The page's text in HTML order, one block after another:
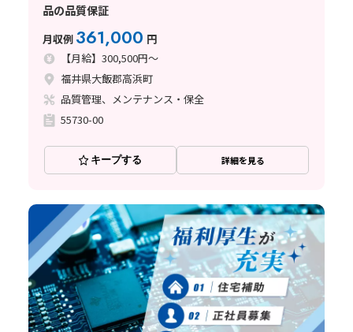
品の品質保証
月収例 361,000 円
【月給】300,500円～
福井県大飯郡高浜町
品質管理、メンテナンス・保全
55730-00
キープする 詳細を見る